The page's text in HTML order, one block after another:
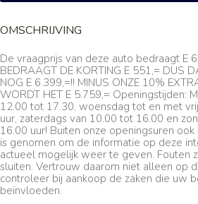
OMSCHRIJVING
De vraagprijs van deze auto bedraagt E
BEDRAAGT DE KORTING E 551,= DUS
NOG E 6.399,=!! MINUS ONZE 10%
WORDT HET E 5.759,= Openingstijden:
12.00 tot 17.30, woensdag tot en met
uur, zaterdags van 10.00 tot 16.00 en
16.00 uur! Buiten onze openingsuren
is genomen om de informatie op deze
actueel mogelijk weer te geven. Fouten
sluiten. Vertrouw daarom niet alleen op
controleer bij aankoop de zaken die uw
beïnvloeden.